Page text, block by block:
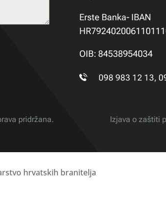
Erste Banka- IBAN
OIB: 84538954034
098 983 12 13,
pridržana. Izjava o zaštiti
hrvatskih branitelja